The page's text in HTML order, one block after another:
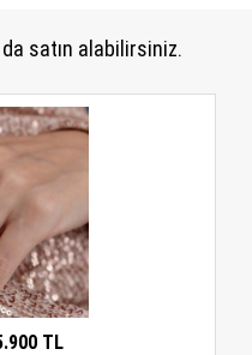
satın alabilirsiniz.
TL